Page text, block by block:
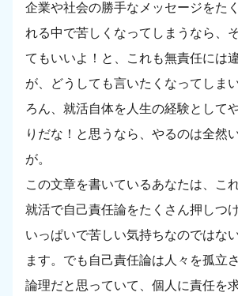
企業や社会の勝手なメッセージをた
れる中で苦しくなってしまうなら、
てもいいよ！と、これも無責任には
が、どうしても言いたくなってしま
ろん、就活自体を人生の経験として
りだな！と思うなら、やるのは全然
が。
この文章を書いているあなたは、こ
就活で自己責任論をたくさん押しつ
いっぱいで苦しい気持ちなのではな
ます。でも自己責任論は人々を孤立
論理だと思っていて、個人に責任を